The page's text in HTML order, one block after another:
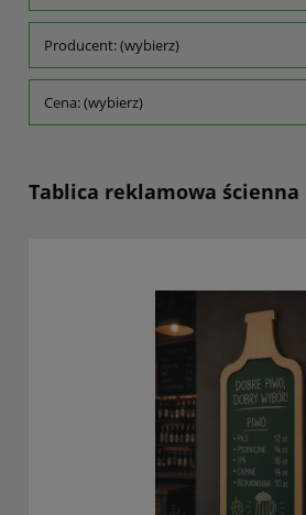
Producent: (wybierz)
Cena: (wybierz)
Tablica reklamowa